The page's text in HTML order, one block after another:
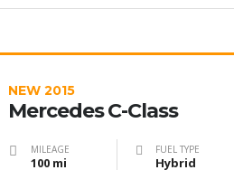
NEW 2015
Mercedes C-Class
MILEAGE
100 mi
FUEL TYPE
Hybrid